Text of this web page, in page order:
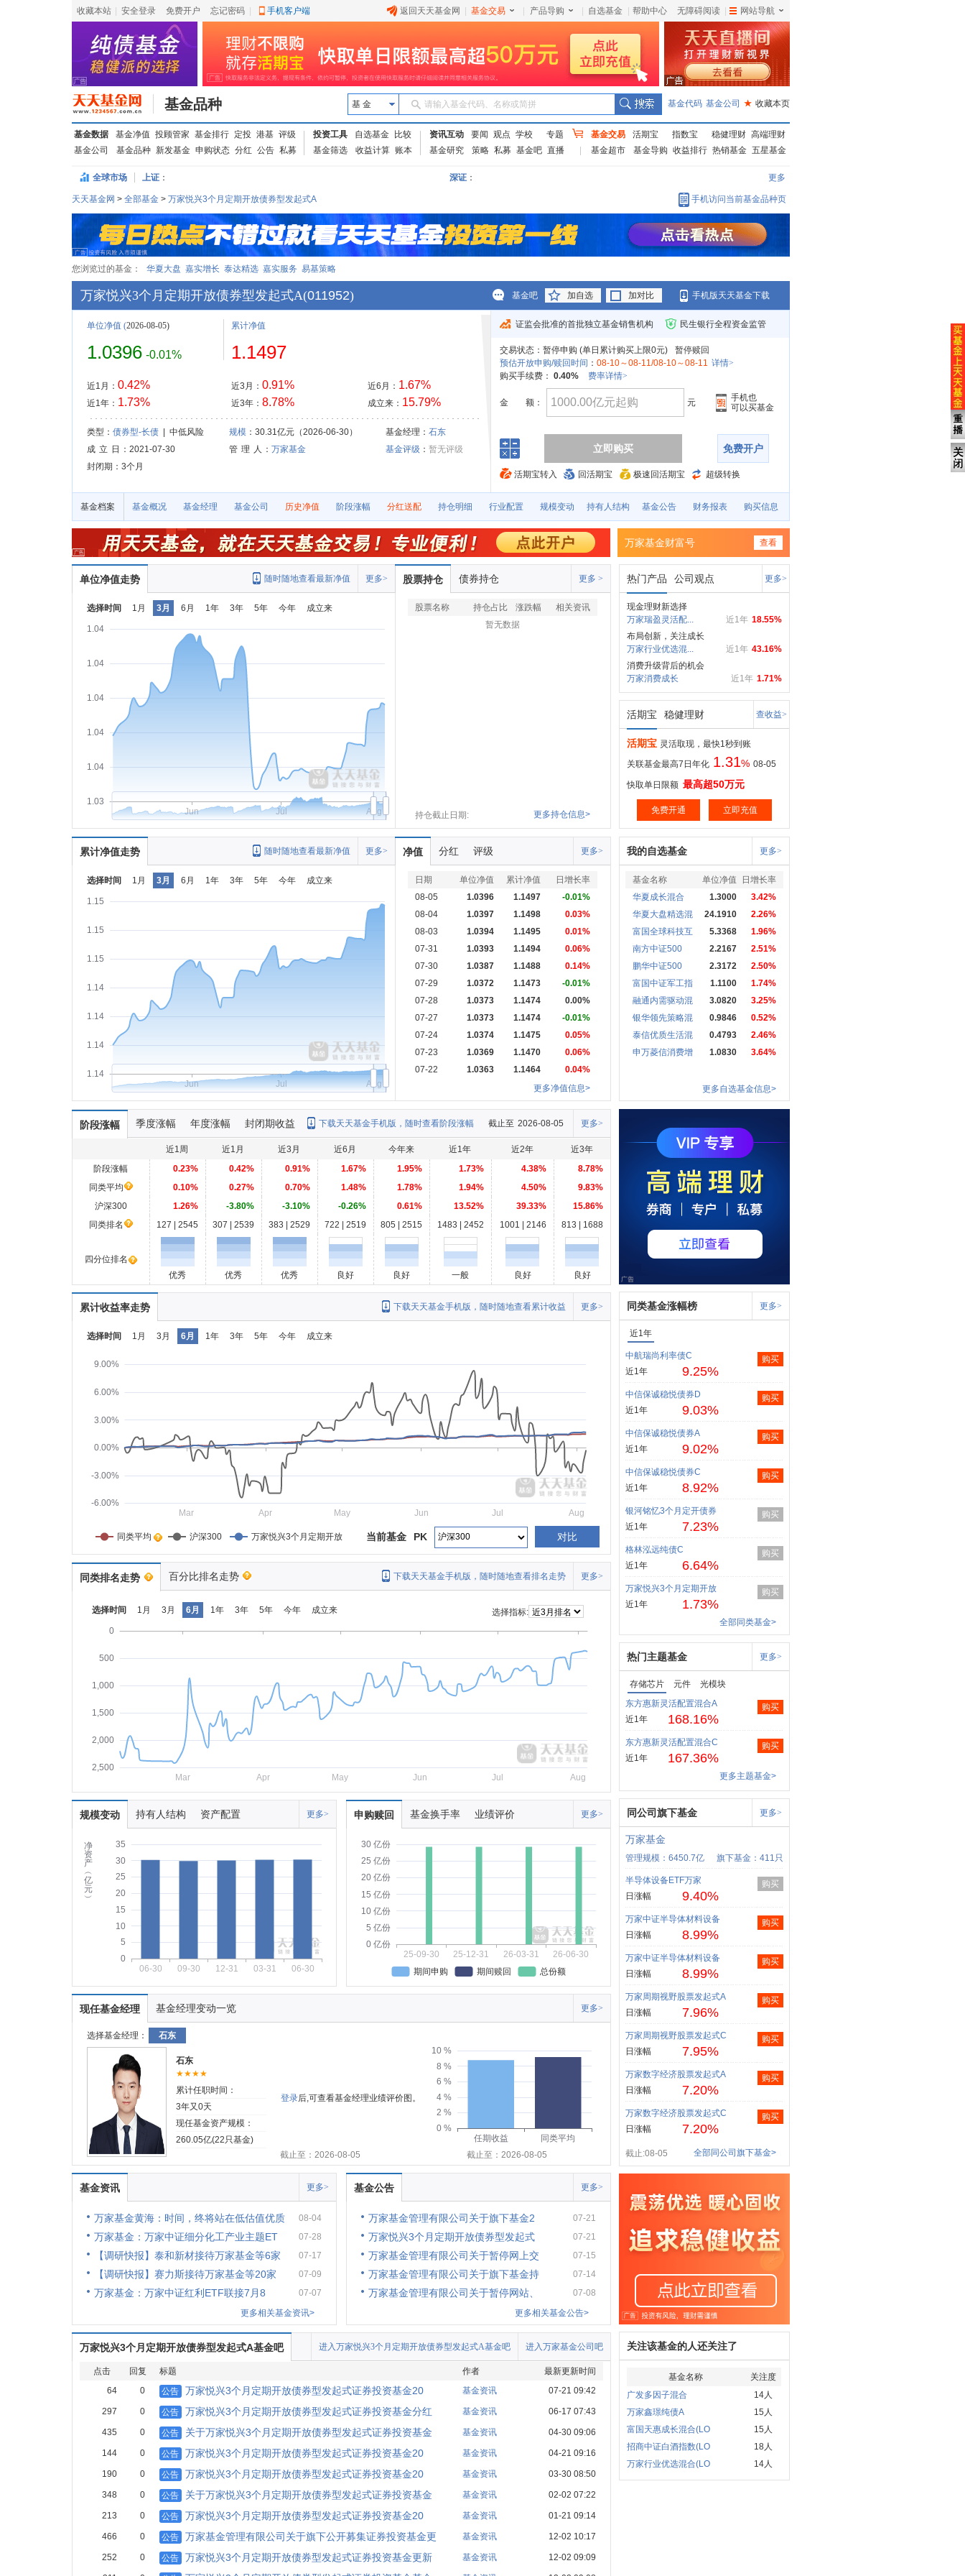
收藏本站 安全登录 免费开户 忘记密码 手机客户端 返回天天基金网 基金交易 产品导购 自选基金 帮助中心 无障碍阅读 网站导航
基金品种 基 金 请输入基金代码、名称或简拼 基金代码 基金公司 ★ 收藏本页
基金数据 基金净值 投顾管家 基金排行 定投 港基 评级
基金公司
基金品种 新发基金 申购状态 分红 公告 私募
投资工具 自选基金
比较
基金筛选
收益计算 账本
资讯互动 要闻 观点 学校
专题
基金研究
策略 私募 基金吧 直播
基金交易 活期宝 指数宝 稳健理财 高端理财
基金超市
基金导购 收益排行 热销基金 五星基金
全球市场 上证： 深证： 更多
天天基金网 > 全部基金 > 万家悦兴3个月定期开放债券型发起式A 手机访问当前基金品种页
您浏览过的基金： 华夏大盘 嘉实增长 泰达精选 嘉实服务 易基策略
万家悦兴3个月定期开放债券型发起式A(011952) 基金吧 加自选 加对比 手机版天天基金下载
单位净值 (2026-08-05)
1.0396 -0.01%
近1月： 0.42%
近1年： 1.73%
累计净值
1.1497
近3月： 0.91%
近3年： 8.78%
近6月： 1.67%
成立来： 15.79%
类型： 债券型-长债| 中低风险 规模：30.31亿元（2026-06-30） 基金经理： 石东
成 立 日
：2021-07-30 管 理 人 ： 万家基金 基金评级 ： 暂无评级
封闭期：3个月
证监会批准的首批独立基金销售机构 民生银行全程资金监管
交易状态： 暂停申购 (单日累计购买上限0元)
暂停赎回
预估开放申购/赎回时间 ： 08-10～08-11/08-10～08-11 详情>
购买手续费： 0.40% 费率详情>
金 额： 元
手机也
可以买基金
立即购买 免费开户
活期宝转入 回活期宝 极速回活期宝 超级转换
基金档案 基金概况 基金经理 基金公司 历史净值 阶段涨幅 分红送配 持仓明细 行业配置 规模变动 持有人结构 基金公告 财务报表 购买信息
万家基金财富号 查看
单位净值走势 更多>
随时随地查看最新净值
选择时间 1月 3月 6月 1年 3年 5年 今年 成立来
1.03
1.04
1.04
1.04
1.04
1.04
Jun Jul Aug
股票持仓 债券持仓 更多 >
股票名称 持仓占比 涨跌幅
相关资讯
暂无数据
持仓截止日期: 更多持仓信息>
热门产品 公司观点 更多>
现金理财新选择
18.55%
近1年
万家瑞盈灵活配...
布局创新，关注成长
43.16%
近1年
万家行业优选混...
消费升级背后的机会
1.71%
近1年
万家消费成长
活期宝 稳健理财 查收益>
活期宝 灵活取现，最快1秒到账
关联基金最高7日年化 1.31% 08-05
快取单日限额 最高超50万元
免费开通 立即充值
累计净值走势 更多>
随时随地查看最新净值
选择时间 1月 3月 6月 1年 3年 5年 今年 成立来
1.14
1.14
1.14
1.14
1.15
1.15
1.15
Jun Jul Aug
净值 分红 评级 更多>
日期 单位净值 累计净值
日增长率
08-05
1.0396 1.1497
-0.01%
08-04
1.0397 1.1498
0.03%
08-03
1.0394 1.1495
0.01%
07-31
1.0393 1.1494
0.06%
07-30
1.0387 1.1488
0.14%
07-29
1.0372 1.1473
-0.01%
07-28
1.0373 1.1474
0.00%
07-27
1.0373 1.1474
-0.01%
07-24
1.0374 1.1475
0.05%
07-23
1.0369 1.1470
0.06%
07-22
1.0363 1.1464
0.04%
更多净值信息>
我的自选基金 更多>
基金名称 单位净值
日增长率
华夏成长混合
1.3000
3.42%
华夏大盘精选混
24.1910
2.26%
富国全球科技互
5.3368
1.96%
南方中证500
2.2167
2.51%
鹏华中证500
2.3172
2.50%
富国中证军工指
1.1100
1.74%
融通内需驱动混
3.0820
3.25%
银华领先策略混
0.9846
0.52%
泰信优质生活混
0.4793
2.46%
申万菱信消费增
1.0830 3.64%
更多自选基金信息>
阶段涨幅 季度涨幅 年度涨幅 封闭期收益 更多>
截止至 2026-08-05
下载天天基金手机版，随时查看阶段涨幅
近1周 近1月 近3月 近6月 今年来 近1年 近2年
近3年
阶段涨幅
0.23% 0.42% 0.91% 1.67% 1.95% 1.73% 4.38%
8.78%
同类平均
0.10% 0.27% 0.70% 1.48% 1.78% 1.94% 4.50%
9.83%
沪深300
1.26% -3.80% -3.10% -0.26% 0.61% 13.52% 39.33%
15.86%
同类排名
127 | 2545 307 | 2539 383 | 2529 722 | 2519 805 | 2515 1483 | 2452 1001 | 2146 813 | 1688
四分位排名
优秀
优秀 优秀 良好 良好 一般 良好 良好
累计收益率走势 更多>
下载天天基金手机版，随时随地查看累计收益
选择时间 1月 3月 6月 1年 3年 5年 今年 成立来
-6.00%
-3.00%
0.00%
3.00%
6.00%
9.00%
Mar Apr May Jun Jul Aug
同类平均 沪深300 万家悦兴3个月定期开放 对比
PK
当前基金
同类排名走势 百分比排名走势 更多>
下载天天基金手机版，随时随地查看排名走势
选择时间 1月 3月 6月 1年 3年 5年 今年 成立来
选择指标:
0
500
1,000
1,500
2,000
2,500
Mar
Apr May Jun Jul Aug
规模变动 持有人结构 资产配置 更多>
净
资
产
︵
亿
元
︶
0
5
10
15
20
25
30
35
06-30 09-30 12-31 03-31 06-30
申购赎回 基金换手率 业绩评价 更多>
0 亿份
5 亿份
10 亿份
15 亿份
20 亿份
25 亿份
30 亿份
25-09-30 25-12-31 26-03-31
26-06-30
期间申购
期间赎回 总份额
现任基金经理 基金经理变动一览 更多>
选择基金经理： 石东
石东
★★★★
累计任职时间：
3年又0天
现任基金资产规模：
260.05亿(22只基金)
登录后,可查看基金经理业绩评价图。
0 %
2 %
4 %
6 %
8 %
10 %
任期收益
同类平均
截止至：2026-08-05
截止至：2026-08-05
基金资讯 更多>
万家基金黄海：时间，终将站在低估值优质 08-04
万家基金：万家中证细分化工产业主题ET 07-28
【调研快报】泰和新材接待万家基金等6家 07-17
【调研快报】赛力斯接待万家基金等20家 07-09
万家基金：万家中证红利ETF联接7月8
07-07
更多相关基金资讯>
基金公告 更多>
万家基金管理有限公司关于旗下基金2 07-21
万家悦兴3个月定期开放债券型发起式 07-21
万家基金管理有限公司关于暂停网上交 07-15
万家基金管理有限公司关于旗下基金持 07-14
万家基金管理有限公司关于暂停网站、
07-08
更多相关基金公告>
万家悦兴3个月定期开放债券型发起式A基金吧 进入万家基金公司吧
进入万家悦兴3个月定期开放债券型发起式A基金吧
点击 回复 标题 作者
最新更新时间
64
0 公告 万家悦兴3个月定期开放债券型发起式证券投资基金20 基金资讯 07-21 09:42
297 0 公告 万家悦兴3个月定期开放债券型发起式证券投资基金分红 基金资讯 06-17 07:43
435 0 公告 关于万家悦兴3个月定期开放债券型发起式证券投资基金 基金资讯 04-30 09:06
144 0 公告 万家悦兴3个月定期开放债券型发起式证券投资基金20 基金资讯 04-21 09:16
190 0 公告 万家悦兴3个月定期开放债券型发起式证券投资基金20 基金资讯 03-30 08:50
348 0 公告 关于万家悦兴3个月定期开放债券型发起式证券投资基金 基金资讯 02-02 07:22
213 0 公告 万家悦兴3个月定期开放债券型发起式证券投资基金20 基金资讯 01-21 09:14
466 0 公告 万家基金管理有限公司关于旗下公开募集证券投资基金更 基金资讯 12-02 10:17
252 0 公告 万家悦兴3个月定期开放债券型发起式证券投资基金更新 基金资讯 12-02 09:09
同类基金涨幅榜 更多>
近1年
中航瑞尚利率债C
近1年
9.25%
购买
中信保诚稳悦债券D
近1年
9.03%
购买
中信保诚稳悦债券A
近1年
9.02%
购买
中信保诚稳悦债券C
近1年
8.92%
购买
银河铭忆3个月定开债券
近1年
7.23%
购买
格林泓远纯债C
近1年
6.64%
购买
万家悦兴3个月定期开放
近1年
1.73%
购买
全部同类基金>
热门主题基金 更多>
存储芯片 元件
光模块
东方惠新灵活配置混合A
近1年
168.16%
购买
东方惠新灵活配置混合C
近1年
167.36%
购买
更多主题基金>
同公司旗下基金 更多>
万家基金
管理规模：6450.7亿 旗下基金：411只
半导体设备ETF万家
日涨幅
9.40%
购买
万家中证半导体材料设备
日涨幅
8.99%
购买
万家中证半导体材料设备
日涨幅
8.99%
购买
万家周期视野股票发起式A
日涨幅
7.96%
购买
万家周期视野股票发起式C
日涨幅
7.95%
购买
万家数字经济股票发起式A
日涨幅
7.20%
购买
万家数字经济股票发起式C
日涨幅
7.20%
购买
截止:08-05 全部同公司旗下基金>
关注该基金的人还关注了
基金名称
关注度
广发多因子混合
14人
万家鑫璟纯债A
15人
富国天惠成长混合(LO
15人
招商中证白酒指数(LO
18人
万家行业优选混合(LO
14人